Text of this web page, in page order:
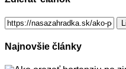
Najnovšie články